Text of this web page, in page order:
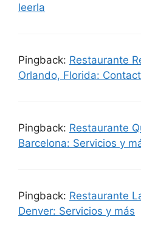
leerla
Pingback: Restaurante
Orlando, Florida:
Pingback: Restaurante
Barcelona: Servicios y
Pingback: Restaurante
Denver: Servicios y más